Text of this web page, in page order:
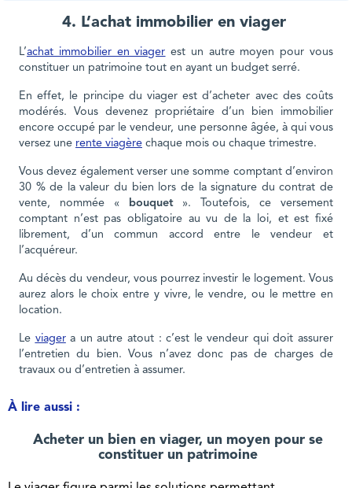
4. L’achat immobilier en viager
L’achat immobilier en viager est un autre moyen pour vous
constituer un patrimoine tout en ayant un budget serré.
En effet, le principe du viager est d’acheter avec des coûts
modérés. Vous devenez propriétaire d’un bien immobilier
encore occupé par le vendeur, une personne âgée, à qui vous
versez une rente viagère chaque mois ou chaque trimestre.
Vous devez également verser une somme comptant d’environ
30 % de la valeur du bien lors de la signature du contrat de
vente, nommée «
bouquet». Toutefois, ce versement
comptant n’est pas obligatoire au vu de la loi, et est fixé
librement, d’un commun accord entre le vendeur et
l’acquéreur.
Au décès du vendeur, vous pourrez investir le logement. Vous
aurez alors le choix entre y vivre, le vendre, ou le mettre en
location.
Le viagera un autre atout : c’est le vendeur qui doit assurer
l’entretien du bien. Vous n’avez donc pas de charges de
travaux ou d’entretien à assumer.
À lire aussi :
Acheter un bien en viager, un moyen pour se
constituer un patrimoine